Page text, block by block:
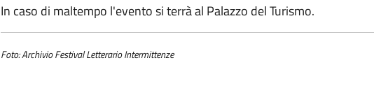
In caso di maltempo l'evento si terrà al Palazzo del Turismo.
Foto: Archivio Festival Letterario Intermittenze